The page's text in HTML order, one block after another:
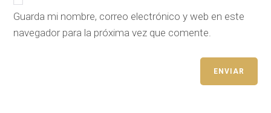
Guarda mi nombre, correo electrónico y web en este
navegador para la próxima vez que comente.